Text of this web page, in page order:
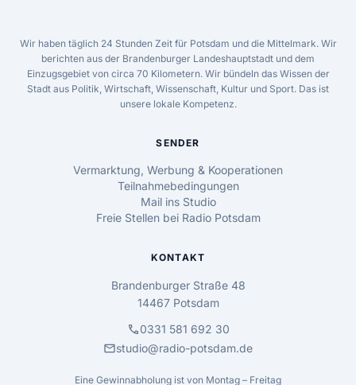
Wir haben täglich 24 Stunden Zeit für Potsdam und die Mittelmark. Wir
berichten aus der Brandenburger Landeshauptstadt und dem
Einzugsgebiet von circa 70 Kilometern. Wir bündeln das Wissen der
Stadt aus Politik, Wirtschaft, Wissenschaft, Kultur und Sport. Das ist
unsere lokale Kompetenz.
SENDER
Vermarktung, Werbung & Kooperationen
Teilnahmebedingungen
Mail ins Studio
Freie Stellen bei Radio Potsdam
KONTAKT
Brandenburger Straße 48
14467 Potsdam
call0331 581 692 30
mailstudio@radio-potsdam.de
Eine Gewinnabholung ist von Montag – Freitag